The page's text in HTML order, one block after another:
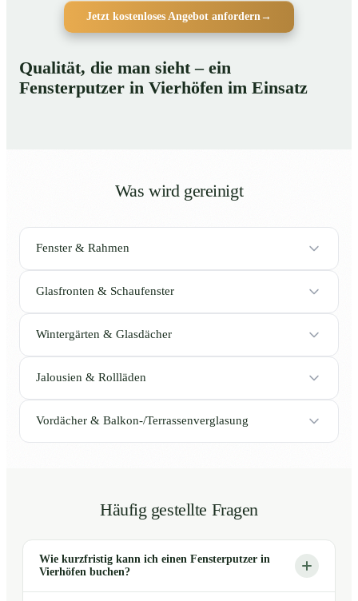
Jetzt kostenloses Angebot anfordern →
Qualität, die man sieht – ein
Fensterputzer in Vierhöfen im Einsatz
Was wird gereinigt
Fenster & Rahmen
Glasfronten & Schaufenster
Wintergärten & Glasdächer
Jalousien & Rollläden
Vordächer & Balkon-/Terrassenverglasung
Häufig gestellte Fragen
Wie kurzfristig kann ich einen Fensterputzer in
Vierhöfen buchen?